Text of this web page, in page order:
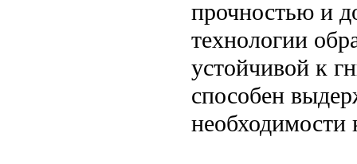
прочностью и
технологии
устойчивой к
способен
необходимости